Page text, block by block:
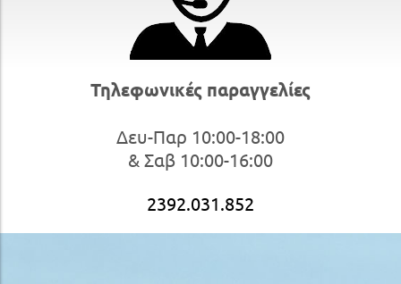
Τηλεφωνικές παραγγελίες
Δευ-Παρ 10:00-18:00
& Σαβ 10:00-16:00
2392.031.852